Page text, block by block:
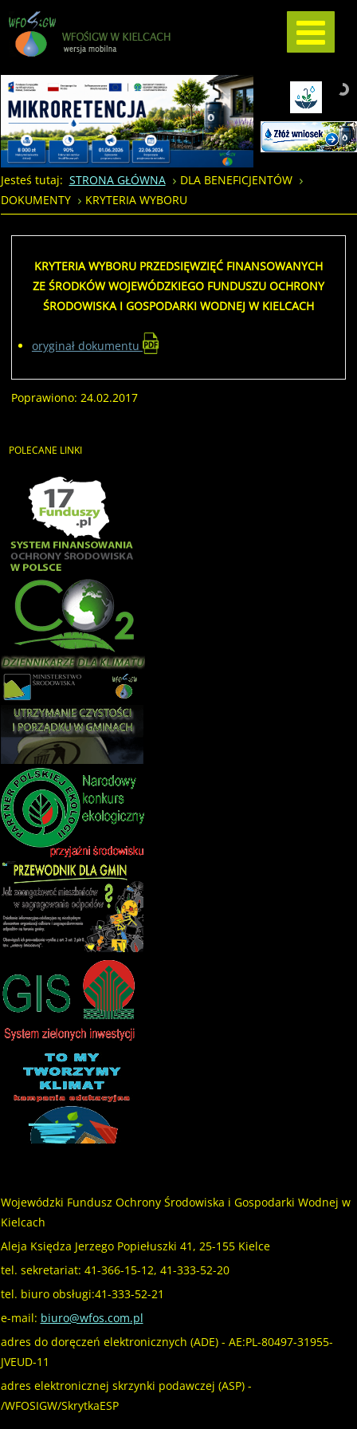
Jesteś tutaj: STRONA GŁÓWNA
DLA BENEFICJENTÓW
DOKUMENTY
KRYTERIA WYBORU
KRYTERIA WYBORU PRZEDSIĘWZIĘĆ FINANSOWANYCH
ZE ŚRODKÓW WOJEWÓDZKIEGO FUNDUSZU OCHRONY
ŚRODOWISKA I GOSPODARKI WODNEJ W KIELCACH
oryginał dokumentu
Poprawiono: 24.02.2017
POLECANE LINKI
Wojewódzki Fundusz Ochrony Środowiska i Gospodarki Wodnej w
Kielcach
Aleja Księdza Jerzego Popiełuszki 41, 25-155 Kielce
tel. sekretariat: 41-366-15-12, 41-333-52-20
tel. biuro obsługi:41-333-52-21
e-mail: biuro@wfos.com.pl
adres do doręczeń elektronicznych (ADE) - AE:PL-80497-31955-
JVEUD-11
adres elektronicznej skrzynki podawczej (ASP) -
/WFOSIGW/SkrytkaESP